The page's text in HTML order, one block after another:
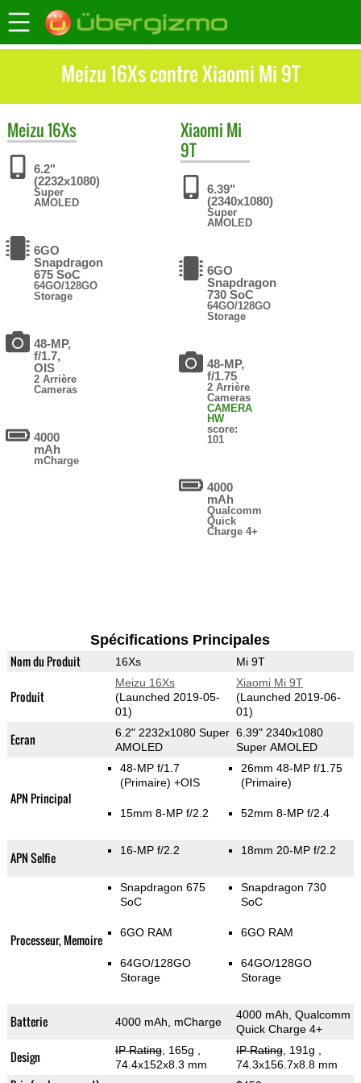
Meizu 16Xs contre Xiaomi Mi 9T
Meizu16Xs
6.2"
(2232x1080)
Super
AMOLED
6GO
Snapdragon
675 SoC
64GO/128GO
Storage
48-MP,
f/1.7,
OIS
2 Arrière
Cameras
4000
mAh
mCharge
Xiaomi Mi
9T
6.39"
(2340x1080)
Super
AMOLED
6GO
Snapdragon
730 SoC
64GO/128GO
Storage
48-MP,
f/1.75
2 Arrière
Cameras
CAMERA
HW
score:
101
4000
mAh
Qualcomm
Quick
Charge 4+
Spécifications Principales
Nom du Produit 16Xs Mi 9T
Produit
Meizu 16Xs
(Launched 2019-05-
01)
Xiaomi Mi 9T
(Launched 2019-06-
01)
Ecran
6.2" 2232x1080 Super
AMOLED
6.39" 2340x1080
Super AMOLED
APN Principal
48-MP f/1.7
(Primaire) +OIS
15mm 8-MP f/2.2
26mm 48-MP f/1.75
(Primaire)
52mm 8-MP f/2.4
APN Selfie 16-MP f/2.2 18mm 20-MP f/2.2
Processeur, Memoire
Snapdragon 675
SoC
6GO RAM
64GO/128GO
Storage
Snapdragon 730
SoC
6GO RAM
64GO/128GO
Storage
Batterie 4000 mAh, mCharge
4000 mAh, Qualcomm
Quick Charge 4+
Design IP Rating, 165g
74.4x152x8.3 mm
IP Rating, 191g
74.3x156.7x8.8 mm